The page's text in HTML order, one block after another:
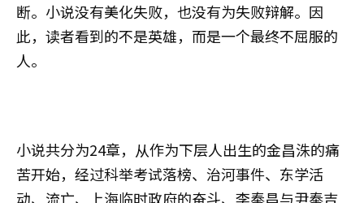
断。小说没有美化失败，也没有为失败辩解。因
此，读者看到的不是英雄，而是一个最终不屈服的
人。
小说共分为24章，从作为下层人出生的金昌洙的痛
苦开始，经过科举考试落榜、治河事件、东学活
动、流亡、上海临时政府的奋斗、李奉昌与尹奉吉